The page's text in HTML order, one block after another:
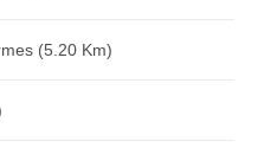
(5.20 Km)